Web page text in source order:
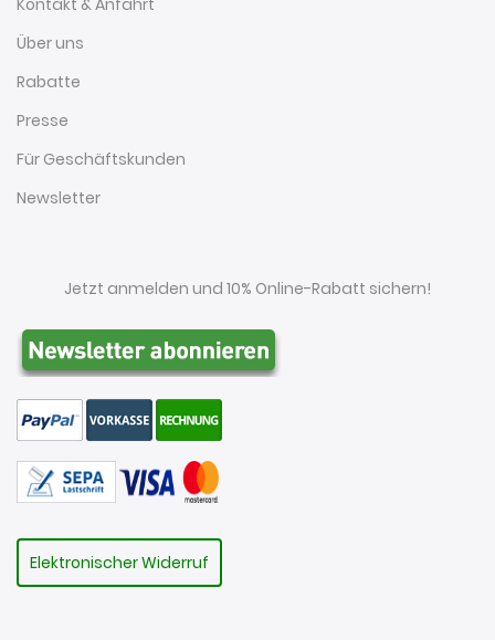
Über uns
Rabatte
Presse
Für Geschäftskunden
Newsletter
Jetzt anmelden und 10% Online-Rabatt sichern!
Elektronischer Widerruf